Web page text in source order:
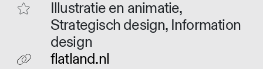
Illustratie en animatie,
Strategisch design, Information
design
flatland.nl